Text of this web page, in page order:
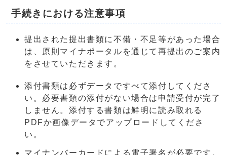
手続きにおける注意事項
提出された提出書類に不備・不足等があった場合
は、原則マイナポータルを通じて再提出のご案内
をさせていただきます。
添付書類は必ずデータですべて添付してくださ
い。必要書類の添付がない場合は申請受付が完了
しません。添付する書類は鮮明に読み取れる
PDFか画像データでアップロードしてくださ
い。
マイナンバーカードによる電子署名が必要です。